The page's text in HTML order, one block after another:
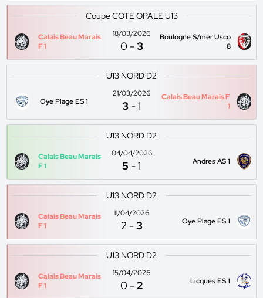
Coupe COTE OPALE U13
Calais Beau Marais
F 1
18/03/2026
0 -3
Boulogne S/mer Usco
8
U13 NORD D2
Oye Plage ES 1
21/03/2026
3 -1
Calais Beau Marais F
1
U13 NORD D2
Calais Beau Marais
F 1
04/04/2026
5 -1 Andres AS 1
U13 NORD D2
Calais Beau Marais
F 1
11/04/2026
2 -3 Oye Plage ES 1
U13 NORD D2
Calais Beau Marais
F 1
15/04/2026
0 -2 Licques ES 1